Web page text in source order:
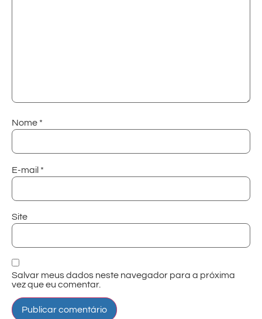
Nome *
E-mail *
Site
Salvar meus dados neste navegador para a próxima
vez que eu comentar.